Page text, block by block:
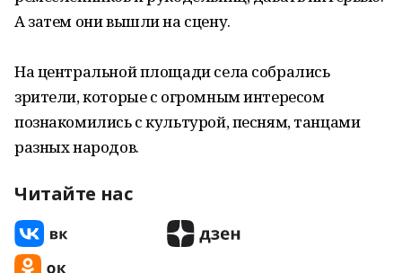
А затем они вышли на сцену.
На центральной площади села собрались
зрители, которые с огромным интересом
познакомились с культурой, песням, танцами
разных народов.
Читайте нас